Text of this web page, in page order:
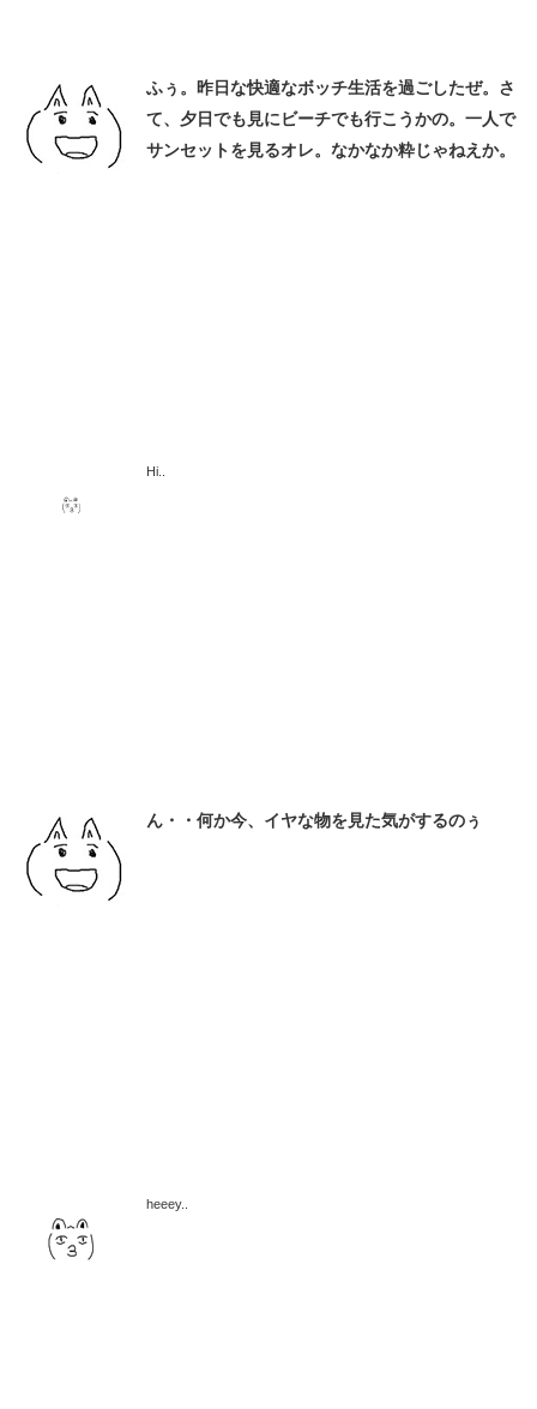
ふぅ。昨日な快適なボッチ生活を過ごしたぜ。さ
て、夕日でも見にビーチでも行こうかの。一人で
サンセットを見るオレ。なかなか粋じゃねえか。
Hi..
ん・・何か今、イヤな物を見た気がするのぅ
heeey..